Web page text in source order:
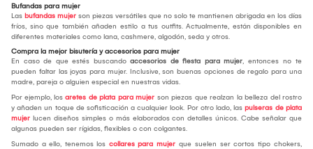
Bufandas para mujer
Las bufandas mujer son piezas versátiles que no solo te mantienen abrigada en los días
fríos, sino que también añaden estilo a tus outfits. Actualmente, están disponibles en
diferentes materiales como lana, cashmere, algodón, seda y otros.
Compra la mejor bisutería y accesorios para mujer
En caso de que estés buscando accesorios de fiesta para mujer, entonces no te
pueden faltar las joyas para mujer. Inclusive, son buenas opciones de regalo para una
madre, pareja o alguien especial en nuestras vidas.
Por ejemplo, los aretes de plata para mujer son piezas que realzan la belleza del rostro
y añaden un toque de sofisticación a cualquier look. Por otro lado, las pulseras de plata
mujer lucen diseños simples o más elaborados con detalles únicos. Cabe señalar que
algunas pueden ser rígidas, flexibles o con colgantes.
Sumado a ello, tenemos los collares para mujer que suelen ser cortos tipo chokers,